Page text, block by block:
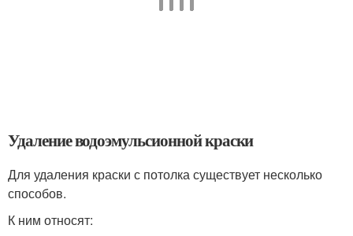
Удаление водоэмульсионной краски
Для удаления краски с потолка существует несколько
способов.
К ним относят: